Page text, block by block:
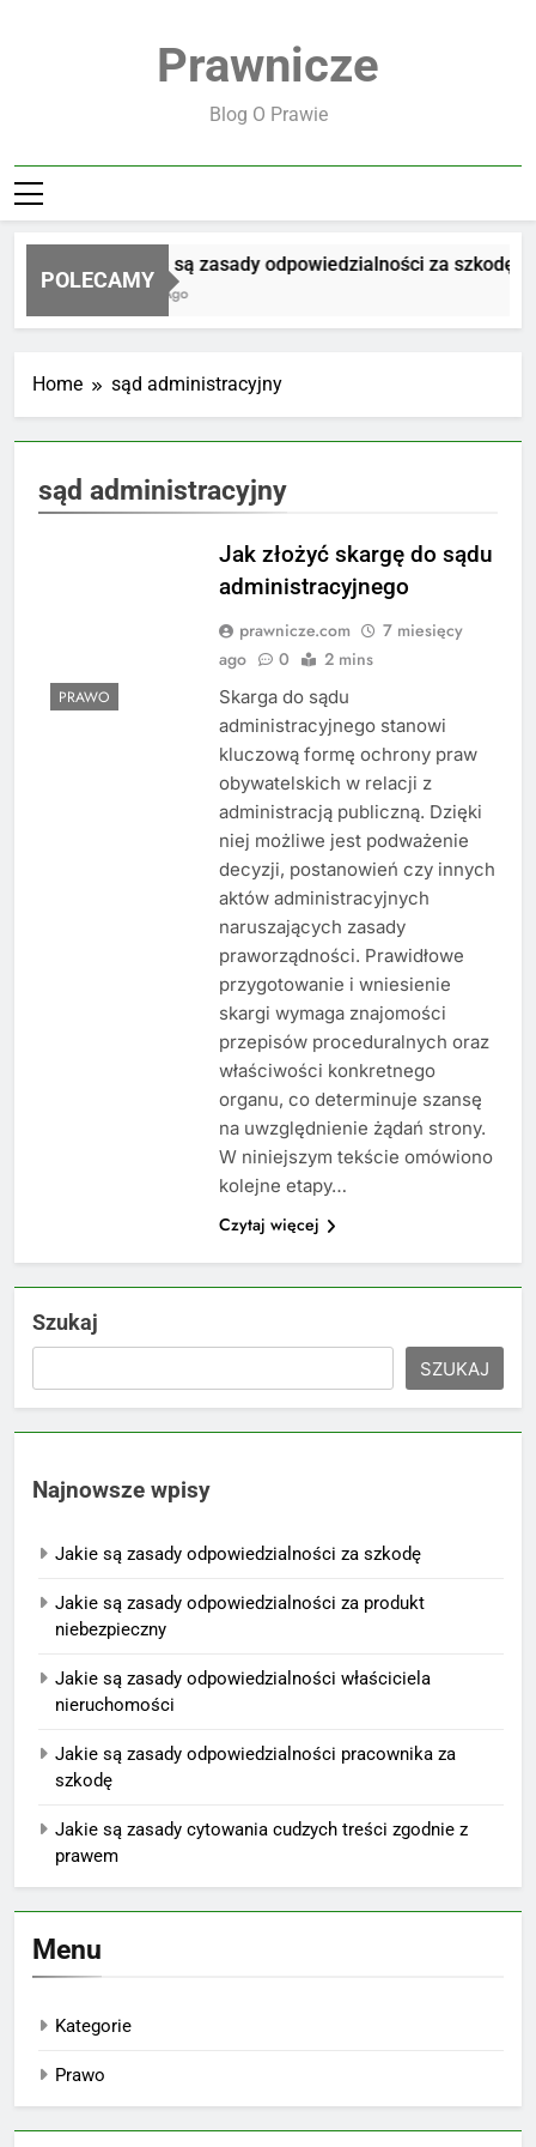
Prawnicze
Blog O Prawie
POLECAMY
Jakie są zasady odpowiedzialności za szkodę
3 Dni Ago
Home sąd administracyjny
sąd administracyjny
PRAWO
Jak złożyć skargę do sądu
administracyjnego
prawnicze.com
7 miesięcy
ago
0 2 mins
Skarga do sądu
administracyjnego stanowi
kluczową formę ochrony praw
obywatelskich w relacji z
administracją publiczną. Dzięki
niej możliwe jest podważenie
decyzji, postanowień czy innych
aktów administracyjnych
naruszających zasady
praworządności. Prawidłowe
przygotowanie i wniesienie
skargi wymaga znajomości
przepisów proceduralnych oraz
właściwości konkretnego
organu, co determinuje szansę
na uwzględnienie żądań strony.
W niniejszym tekście omówiono
kolejne etapy…
Czytaj więcej
Szukaj
SZUKAJ
Najnowsze wpisy
Jakie są zasady odpowiedzialności za szkodę
Jakie są zasady odpowiedzialności za produkt
niebezpieczny
Jakie są zasady odpowiedzialności właściciela
nieruchomości
Jakie są zasady odpowiedzialności pracownika za
szkodę
Jakie są zasady cytowania cudzych treści zgodnie z
prawem
Menu
Kategorie
Prawo